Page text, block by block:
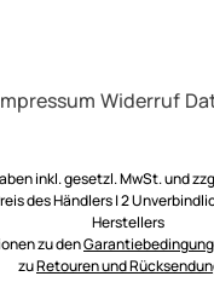
Widerruf
inkl. gesetzl. MwSt. und
des Händlers | 2
Herstellers
zu den
zuRetouren und